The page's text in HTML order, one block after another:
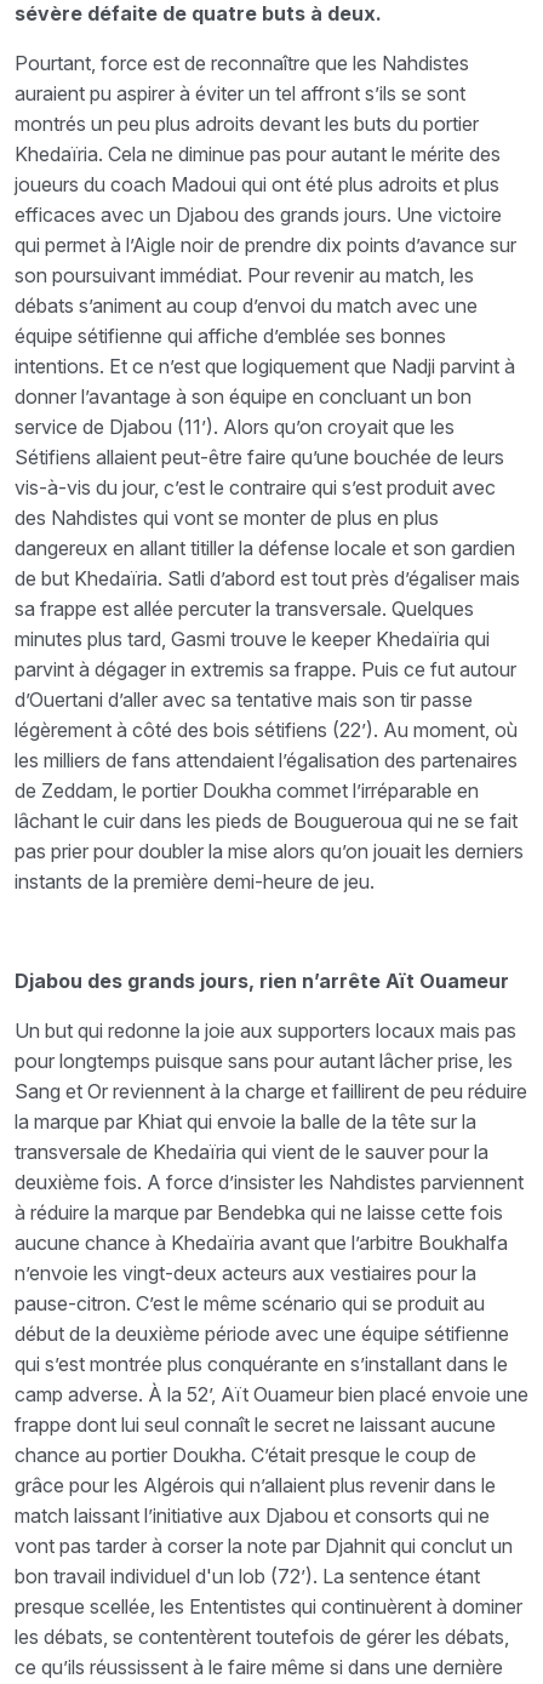
sévère défaite de quatre buts à deux.
Pourtant, force est de reconnaître que les Nahdistes
auraient pu aspirer à éviter un tel affront s’ils se sont
montrés un peu plus adroits devant les buts du portier
Khedaïria. Cela ne diminue pas pour autant le mérite des
joueurs du coach Madoui qui ont été plus adroits et plus
efficaces avec un Djabou des grands jours. Une victoire
qui permet à l’Aigle noir de prendre dix points d’avance sur
son poursuivant immédiat. Pour revenir au match, les
débats s’animent au coup d’envoi du match avec une
équipe sétifienne qui affiche d’emblée ses bonnes
intentions. Et ce n’est que logiquement que Nadji parvint à
donner l’avantage à son équipe en concluant un bon
service de Djabou (11’). Alors qu’on croyait que les
Sétifiens allaient peut-être faire qu’une bouchée de leurs
vis-à-vis du jour, c’est le contraire qui s’est produit avec
des Nahdistes qui vont se monter de plus en plus
dangereux en allant titiller la défense locale et son gardien
de but Khedaïria. Satli d’abord est tout près d’égaliser mais
sa frappe est allée percuter la transversale. Quelques
minutes plus tard, Gasmi trouve le keeper Khedaïria qui
parvint à dégager in extremis sa frappe. Puis ce fut autour
d’Ouertani d’aller avec sa tentative mais son tir passe
légèrement à côté des bois sétifiens (22’). Au moment, où
les milliers de fans attendaient l’égalisation des partenaires
de Zeddam, le portier Doukha commet l’irréparable en
lâchant le cuir dans les pieds de Bougueroua qui ne se fait
pas prier pour doubler la mise alors qu’on jouait les derniers
instants de la première demi-heure de jeu.
Djabou des grands jours, rien n’arrête Aït Ouameur
Un but qui redonne la joie aux supporters locaux mais pas
pour longtemps puisque sans pour autant lâcher prise, les
Sang et Or reviennent à la charge et faillirent de peu réduire
la marque par Khiat qui envoie la balle de la tête sur la
transversale de Khedaïria qui vient de le sauver pour la
deuxième fois. A force d’insister les Nahdistes parviennent
à réduire la marque par Bendebka qui ne laisse cette fois
aucune chance à Khedaïria avant que l’arbitre Boukhalfa
n’envoie les vingt-deux acteurs aux vestiaires pour la
pause-citron. C’est le même scénario qui se produit au
début de la deuxième période avec une équipe sétifienne
qui s’est montrée plus conquérante en s’installant dans le
camp adverse. À la 52’, Aït Ouameur bien placé envoie une
frappe dont lui seul connaît le secret ne laissant aucune
chance au portier Doukha. C’était presque le coup de
grâce pour les Algérois qui n’allaient plus revenir dans le
match laissant l’initiative aux Djabou et consorts qui ne
vont pas tarder à corser la note par Djahnit qui conclut un
bon travail individuel d'un lob (72’). La sentence étant
presque scellée, les Ententistes qui continuèrent à dominer
les débats, se contentèrent toutefois de gérer les débats,
ce qu’ils réussissent à le faire même si dans une dernière